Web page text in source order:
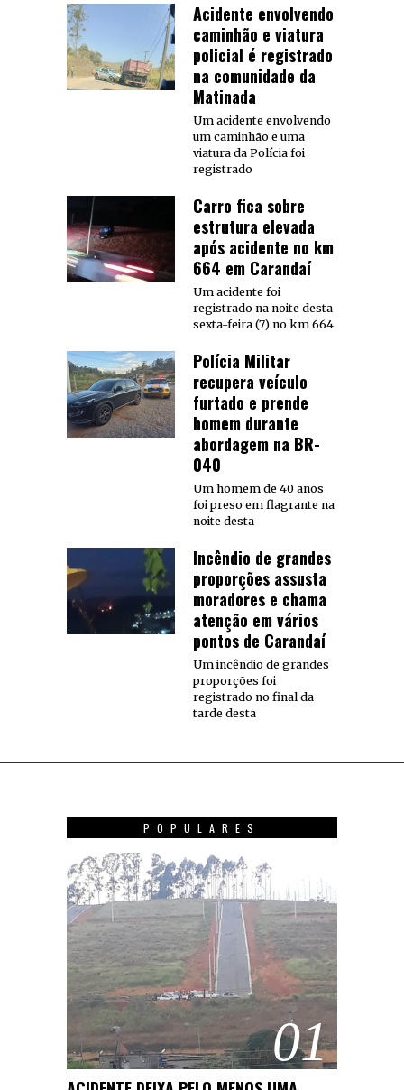
Acidente envolvendo
caminhão e viatura
policial é registrado
na comunidade da
Matinada
Um acidente envolvendo
um caminhão e uma
viatura da Polícia foi
registrado
Carro fica sobre
estrutura elevada
após acidente no km
664 em Carandaí
Um acidente foi
registrado na noite desta
sexta-feira (7) no km 664
Polícia Militar
recupera veículo
furtado e prende
homem durante
abordagem na BR-
040
Um homem de 40 anos
foi preso em flagrante na
noite desta
Incêndio de grandes
proporções assusta
moradores e chama
atenção em vários
pontos de Carandaí
Um incêndio de grandes
proporções foi
registrado no final da
tarde desta
POPULARES
01